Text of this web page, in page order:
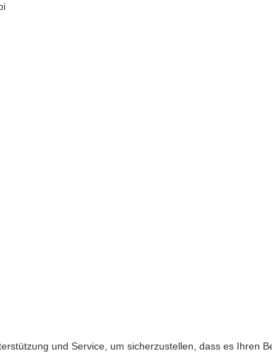
und Service, um sicherzustellen, dass es Ihren